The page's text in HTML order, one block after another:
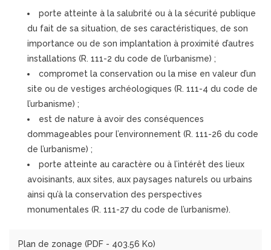
porte atteinte à la salubrité ou à la sécurité publique
du fait de sa situation, de ses caractéristiques, de son
importance ou de son implantation à proximité d’autres
installations (R. 111-2 du code de l’urbanisme) ;
compromet la conservation ou la mise en valeur d’un
site ou de vestiges archéologiques (R. 111-4 du code de
l’urbanisme) ;
est de nature à avoir des conséquences
dommageables pour l’environnement (R. 111-26 du code
de l’urbanisme) ;
porte atteinte au caractère ou à l’intérêt des lieux
avoisinants, aux sites, aux paysages naturels ou urbains
ainsi qu’à la conservation des perspectives
monumentales (R. 111-27 du code de l’urbanisme).
Plan de zonage (PDF - 403.56 Ko)